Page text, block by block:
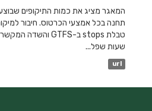
המאגר מציג את כמות התיקופים
תחנה בכל אמצעי הכרטוס. חיבור
שעות שפל...
url